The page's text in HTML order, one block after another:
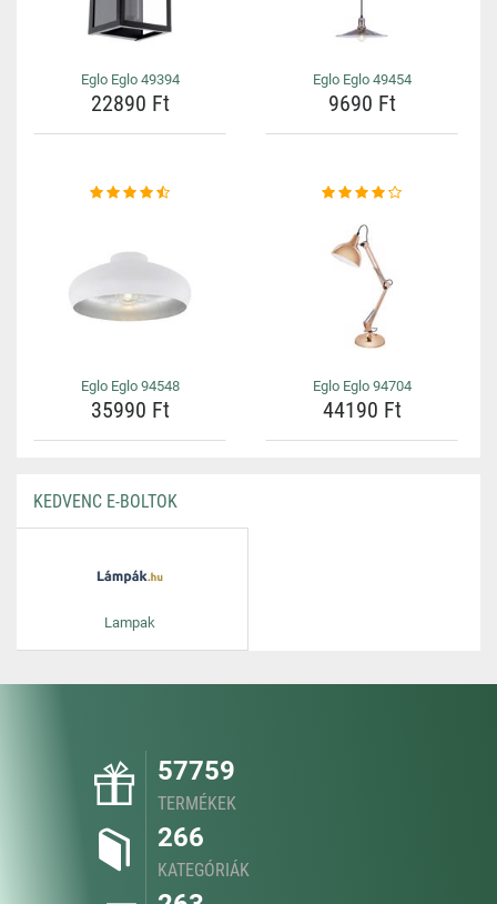
Eglo Eglo 49394
22890 Ft
Eglo Eglo 49454
9690 Ft
Eglo Eglo 94548
35990 Ft
Eglo Eglo 94704
44190 Ft
KEDVENC E-BOLTOK
Lampak
57759
TERMÉKEK
266
KATEGÓRIÁK